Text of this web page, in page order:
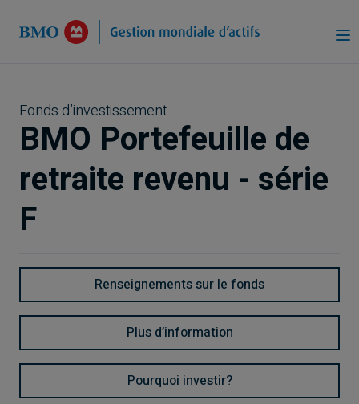
Fonds d’investissement
BMO Portefeuille de
retraite revenu - série
F
Renseignements sur le fonds
Plus d’information
Pourquoi investir?